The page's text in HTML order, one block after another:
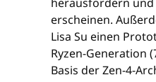
erscheinen.
Lisa Su einen
Ryzen-Generation
Basis der Zen-4-